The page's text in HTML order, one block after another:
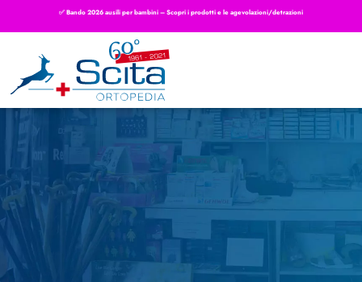
✅ Bando 2026 ausili per bambini – Scopri i prodotti e le agevolazioni/detrazioni